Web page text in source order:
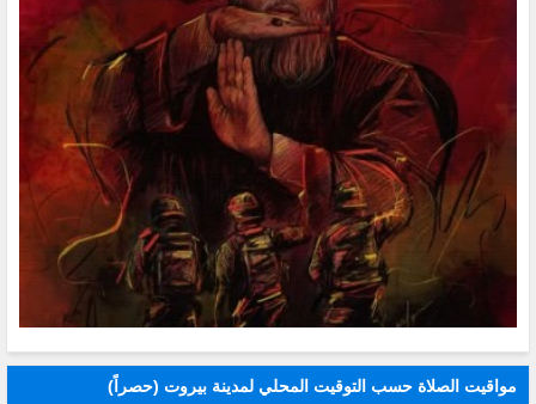
مواقيت الصلاة حسب التوقيت المحلي لمدينة بيروت (حصراً)